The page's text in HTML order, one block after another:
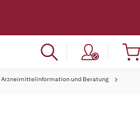
Arzneimittelinformation und Beratung